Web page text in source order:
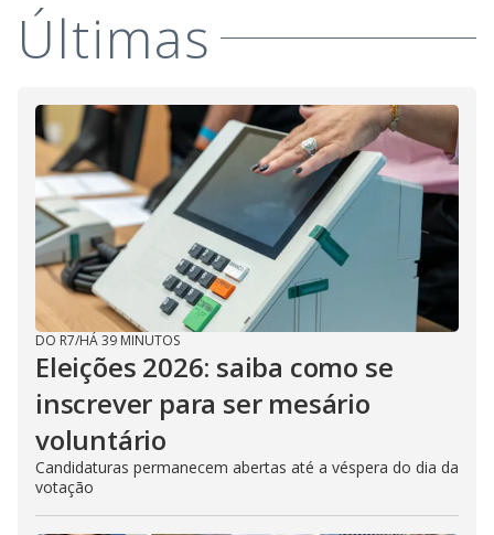
Últimas
DO R7/HÁ 39 MINUTOS
Eleições 2026: saiba como se
inscrever para ser mesário
voluntário
Candidaturas permanecem abertas até a véspera do dia da
votação